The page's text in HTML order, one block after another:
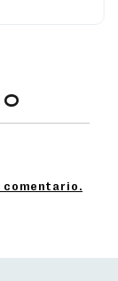
comentario.